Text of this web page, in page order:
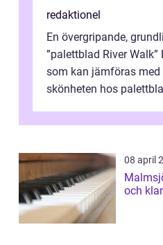
redaktionel
En övergripande,
”palettblad River
som kan jämföras med
skönheten hos
08 april
och